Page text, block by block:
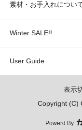
素材・お手入れについ
Winter SALE!!
User Guide
表示
Copyright (C)
Powerd By